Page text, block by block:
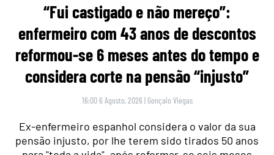
“Fui castigado e não mereço”:
enfermeiro com 43 anos de descontos
reformou-se 6 meses antes do tempo e
considera corte na pensão “injusto”
16:00 6 Agosto, 2026 | Gonçalo Viegas
Ex-enfermeiro espanhol considera o valor da sua
pensão injusto, por lhe terem sido tirados 50 anos